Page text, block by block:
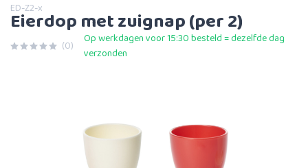
ED-Z2-x
Eierdop met zuignap (per 2)
(0)
Op werkdagen voor 15:30 besteld = dezelfde dag
verzonden